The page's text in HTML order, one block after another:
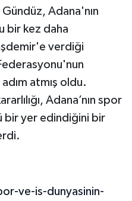
Adana'nın
bir kez daha
verdiği
atmış oldu.
Adana’nın spor
bir yer edindiğini bir
ve-is-dunyasinin-